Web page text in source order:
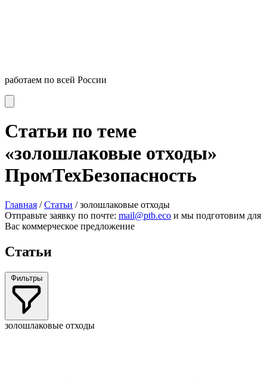
работаем по всей России
Статьи по теме
«золошлаковые отходы»
ПромТехБезопасность
Главная /Статьи /золошлаковые отходы
Отправьте заявку по почте: mail@ptb.eco и мы подготовим для
Вас коммерческое предложение
Статьи
Фильтры
золошлаковые отходы